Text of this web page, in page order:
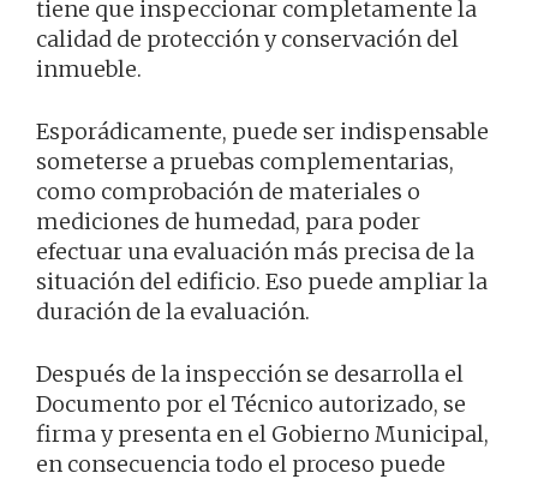
tiene que inspeccionar completamente la
calidad de protección y conservación del
inmueble.
Esporádicamente, puede ser indispensable
someterse a pruebas complementarias,
como comprobación de materiales o
mediciones de humedad, para poder
efectuar una evaluación más precisa de la
situación del edificio. Eso puede ampliar la
duración de la evaluación.
Después de la inspección se desarrolla el
Documento por el Técnico autorizado, se
firma y presenta en el Gobierno Municipal,
en consecuencia todo el proceso puede